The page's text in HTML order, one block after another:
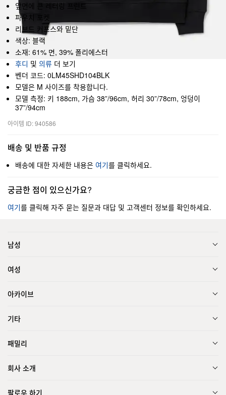
앞면에 큰 레터링 프린트
파우치 포켓
리브드 커프스와 밑단
색상: 블랙
소재: 61% 면, 39% 폴리에스터
후디 및 의류 더 보기
벤더 코드: 0LM45SHD104BLK
모델은 M 사이즈를 착용합니다.
모델 측정: 키 188cm, 가슴 38”/96cm, 허리 30”/78cm, 엉덩이
37”/94cm
아이템 ID: 940586
배송 및 반품 규정
배송에 대한 자세한 내용은 여기를 클릭하세요.
궁금한 점이 있으신가요?
여기를 클릭해 자주 묻는 질문과 대답 및 고객센터 정보를 확인하세요.
남성
여성
아카이브
기타
패밀리
회사 소개
팔로우 하기